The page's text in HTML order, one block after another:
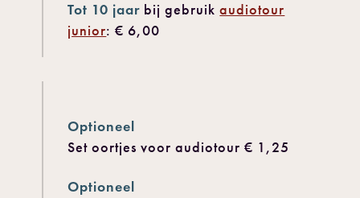
Tot 10 jaar bij gebruikaudiotour
junior: € 6,00
Optioneel
Set oortjes voor audiotour € 1,25
Optioneel